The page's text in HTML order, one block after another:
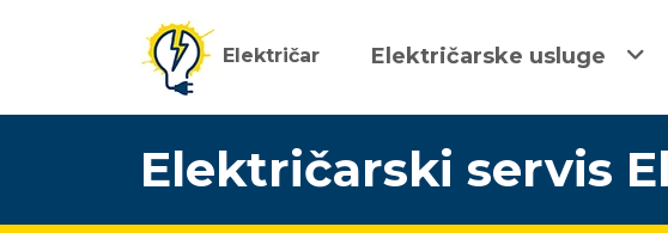
Električar Električarske usluge
Električarski servis